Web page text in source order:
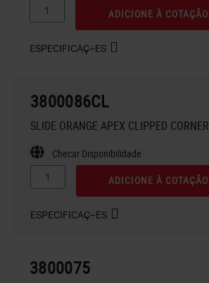
ADICIONE À COTAÇÃO
ESPECIFICAÇ÷ES
3800086CL
SLIDE ORANGE APEX CLIPPED CORNER
Checar Disponibilidade
ADICIONE À COTAÇÃO
ESPECIFICAÇ÷ES
3800075